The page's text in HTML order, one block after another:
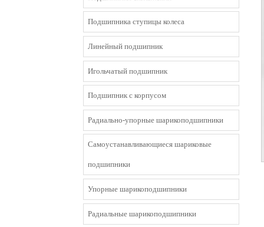
Подшипника ступицы колеса
Линейный подшипник
Игольчатый подшипник
Подшипник с корпусом
Радиально-упорные шарикоподшипники
Cамоустанавливающиеся шариковые
подшипники
Упорные шарикоподшипники
Радиальные шарикоподшипники